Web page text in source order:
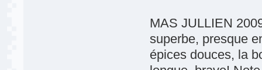
MAS JULLIEN
superbe, presque
épices douces, la